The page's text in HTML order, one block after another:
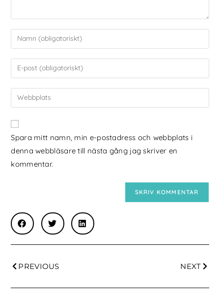
Spara mitt namn, min e-postadress och webbplats i
denna webbläsare till nästa gång jag skriver en
kommentar.
PREVIOUS NEXT